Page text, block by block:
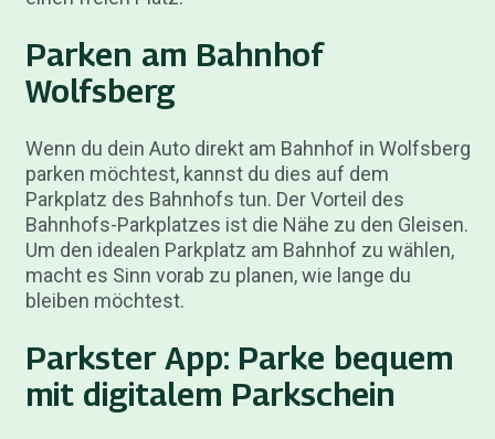
Parken am Bahnhof
Wolfsberg
Wenn du dein Auto direkt am Bahnhof in Wolfsberg
parken möchtest, kannst du dies auf dem
Parkplatz des Bahnhofs tun. Der Vorteil des
Bahnhofs-Parkplatzes ist die Nähe zu den Gleisen.
Um den idealen Parkplatz am Bahnhof zu wählen,
macht es Sinn vorab zu planen, wie lange du
bleiben möchtest.
Parkster App: Parke bequem
mit digitalem Parkschein